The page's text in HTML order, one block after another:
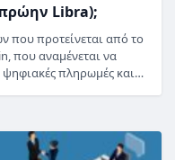
Libra);
που προτείνεται από το
που αναμένεται να
ψηφιακές πληρωμές και…